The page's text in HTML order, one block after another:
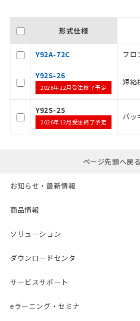
形式仕様
Y92A-72C フ
Y92S-26
2026年12月受注終了予定
短絡
Y92S-25
2026年12月受注終了予定
パッ
ページ先頭へ戻る
お知らせ・最新情報
商品情報
ソリューション
ダウンロードセンタ
サービスサポート
eラーニング・セミナ
記
号
○
△ 一定数には満たな
在庫なし(最新の在
いては、お客様のお
機器販売店・当社販
白
当社制御機器事業取扱
本サービスの対象外と
ことをご了承ください。
在庫状況および標準価
記載している更新日時点
タに基づき作成される
覧された時点での実際
準価格とは異なる場合が
了承ください。
正式な納期状況および標
様のお取引先、または
ムロン制御機器販売店
販売ネットワーク
在庫状況および標準価格
メンバーズにご登録され
お客様が当ウェブサイト
および当社の共同利用者
をご了承ください。